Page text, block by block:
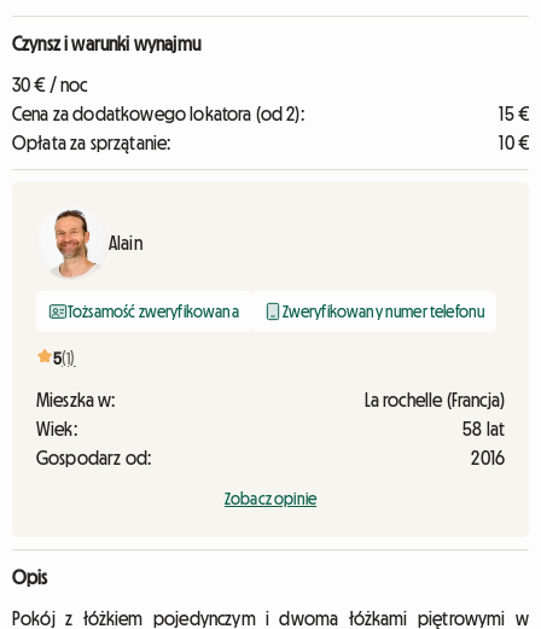
Czynsz i warunki wynajmu
30 € / noc
Cena za dodatkowego lokatora (od 2):
15 €
Opłata za sprzątanie:
10 €
Alain
Tożsamość zweryfikowana Zweryfikowany numer telefonu
5(1)
Mieszka w:
La rochelle (Francja)
Wiek:
58 lat
Gospodarz od:
2016
Zobacz opinie
Opis
Pokój z łóżkiem pojedynczym i dwoma łóżkami piętrowymi w